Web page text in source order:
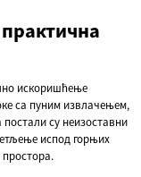
искоришћење
са пуним извлачењем,
су неизоставни
испод горњих